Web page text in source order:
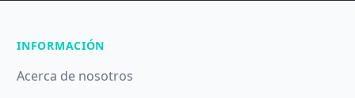
INFORMACIÓN
Acerca de nosotros